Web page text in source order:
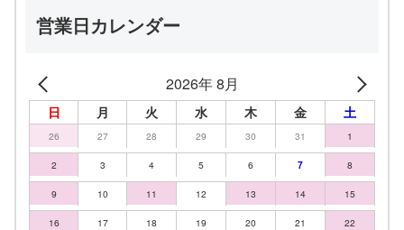
営業日カレンダー
2026年 8月
日 月 火 水 木 金 土
26 27 28 29 30 31 1
2 3 4 5 6 7 8
9 10 11 12 13 14 15
16 17 18 19 20 21 22